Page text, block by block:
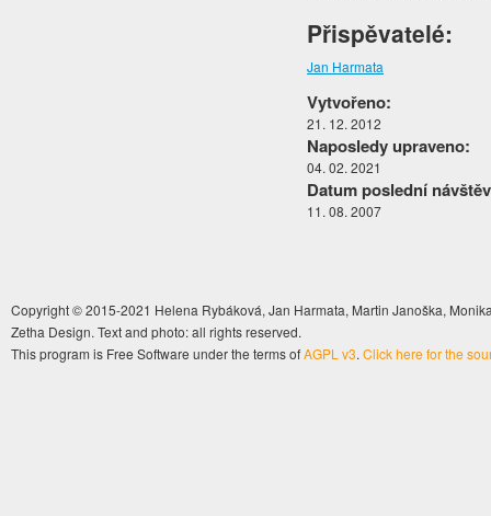
Přispěvatelé:
Jan Harmata
Vytvořeno:
21. 12. 2012
Naposledy upraveno:
04. 02. 2021
Datum poslední
11. 08. 2007
Copyright © 2015-2021 Helena Rybáková, Jan Harmata, Martin Janoška,
Zetha Design. Text and photo: all rights reserved.
This program is Free Software under the terms ofAGPL v3. Click here for the